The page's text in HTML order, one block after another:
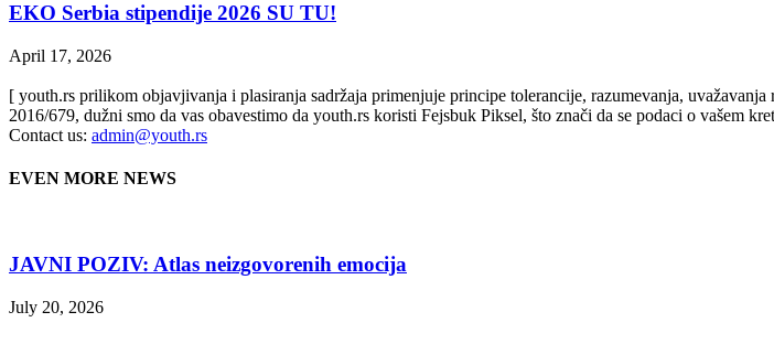
EKO Serbia stipendije 2026 SU TU!
April 17, 2026
[ youth.rs prilikom objavjivanja i plasiranja sadržaja primenjuje principe tolerancije, razumevanja,
2016/679, dužni smo da vas obavestimo da youth.rs koristi Fejsbuk Piksel, što znači da se podaci o vašem
Contact us: admin@youth.rs
EVEN MORE NEWS
JAVNI POZIV: Atlas neizgovorenih emocija
July 20, 2026